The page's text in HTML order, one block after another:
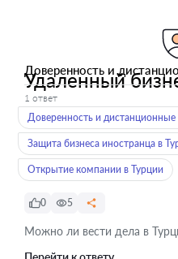
Доверенность и
Удаленный
1 ответ
Доверенность и дистанционные
Защита бизнеса иностранца в
Открытие компании в Турции
0 5
Можно ли вести дела в